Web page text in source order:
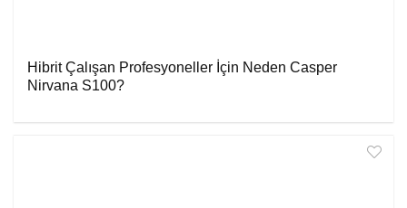
Hibrit Çalışan Profesyoneller İçin Neden Casper
Nirvana S100?